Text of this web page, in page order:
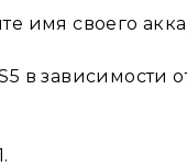
имя своего
в зависимости